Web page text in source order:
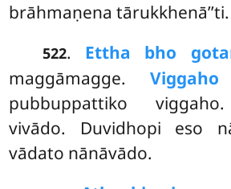
brāhmaṇena tārukkhenā’’ti.
522. Ettha bho
maggāmagge.
pubbuppattiko
vivādo. Duvidhopi eso
vādato nānāvādo.